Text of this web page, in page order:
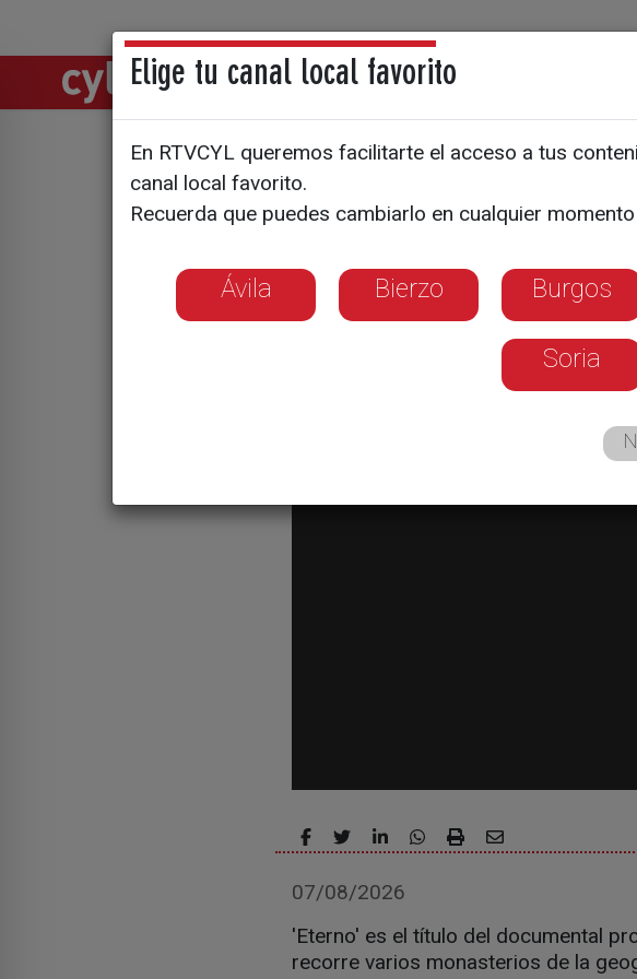
Directos Noticias
Conocer el
defenderlo
07/08/2026
'Eterno' es el título del documental
recorre varios monasterios de la
Elige tu canal local favorito
En RTVCYL queremos facilitarte el acceso a tus
canal local favorito.
Recuerda que puedes cambiarlo en cualquier
Ávila Bierzo Burgos
Soria